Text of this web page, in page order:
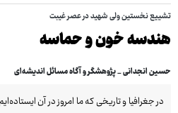
تشییع نخستین ولی شهید در عصر غیبت
هندسه خون و حماسه
حسین انجدانی _ پژوهشگر و آگاه مسائل اندیشه‌ای
در جغرافیا و تاریخی که ما امروز در آن